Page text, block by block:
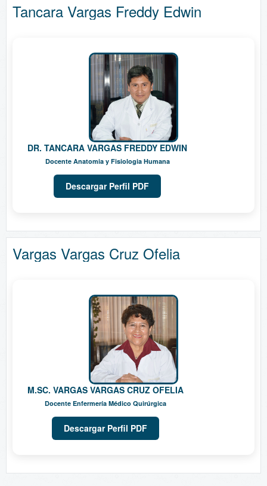
Tancara Vargas Freddy Edwin
DR. TANCARA VARGAS FREDDY EDWIN
Docente Anatomia y Fisiologia Humana
Descargar Perfil PDF
Vargas Vargas Cruz Ofelia
M.SC. VARGAS VARGAS CRUZ OFELIA
Docente Enfermería Médico Quirúrgica
Descargar Perfil PDF